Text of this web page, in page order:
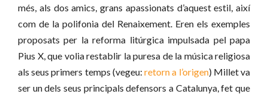
més, als dos amics, grans apassionats d’aquest estil, així
com de la polifonia del Renaixement. Eren els exemples
proposats per la reforma litúrgica impulsada pel papa
Pius X, que volia restablir la puresa de la música religiosa
als seus primers temps (vegeu:retorn a l’origen) Millet va
ser un dels seus principals defensors a Catalunya, fet que